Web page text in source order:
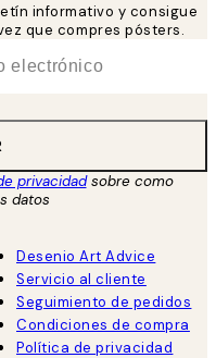
informativo y consigue
que compres pósters.
privacidadsobre como
datos
Desenio Art Advice
Servicio al cliente
Seguimiento de pedidos
Condiciones de compra
Política de privacidad